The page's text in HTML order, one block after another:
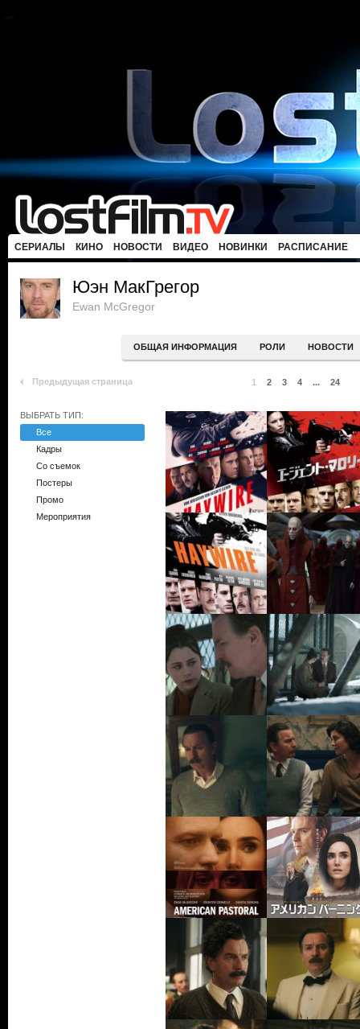
СЕРИАЛЫ КИНО НОВОСТИ ВИДЕО НОВИНКИ РАСПИСАНИЕ
Юэн МакГрегор
Ewan McGregor
ОБЩАЯ ИНФОРМАЦИЯ РОЛИ НОВОСТИ
Предыдущая страница 1 2 3 4 ... 24
ВЫБРАТЬ ТИП:
Все
Кадры
Со съемок
Постеры
Промо
Мероприятия